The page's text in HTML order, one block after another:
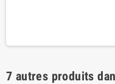
7 autres produits